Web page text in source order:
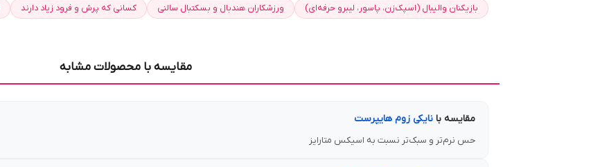
بازیکنان والیبال (اسپک‌زن، پاسور، لیبرو حرفه‌ای) ورزشکاران هندبال و بسکتبال سالنی کسانی که پرش و فرود زیاد دارند
مقایسه با محصولات مشابه
مقایسه با نایکی زوم هایپرست
حس نرم‌تر و سبک‌تر نسبت به اسیکس متارایز